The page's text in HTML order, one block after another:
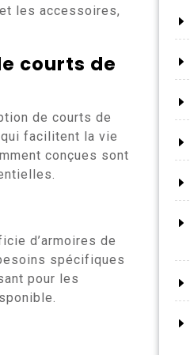
les accessoires,
courts de
de courts de
facilitent la vie
conçues sont
d’armoires de
spécifiques
pour les